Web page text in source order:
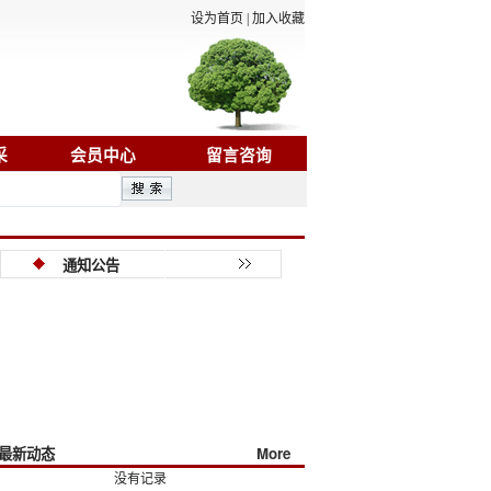
设为首页 加入收藏
会员中心 留言咨询
2022届山东海事职业学院毕业生就业质量分析报告
通知公告
新动态 More
没有记录